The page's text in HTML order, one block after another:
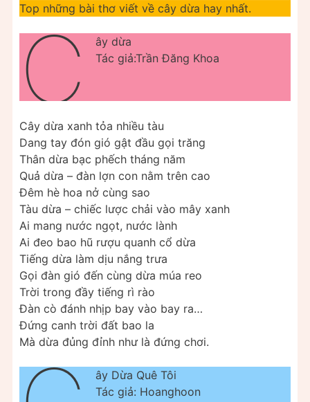
Top những bài thơ viết về cây dừa hay nhất.
C
ây dừa
Tác giả:Trần Đăng Khoa
Cây dừa xanh tỏa nhiều tàu
Dang tay đón gió gật đầu gọi trăng
Thân dừa bạc phếch tháng năm
Quả dừa – đàn lợn con nằm trên cao
Đêm hè hoa nở cùng sao
Tàu dừa – chiếc lược chải vào mây xanh
Ai mang nước ngọt, nước lành
Ai đeo bao hũ rượu quanh cổ dừa
Tiếng dừa làm dịu nắng trưa
Gọi đàn gió đến cùng dừa múa reo
Trời trong đầy tiếng rì rào
Đàn cò đánh nhịp bay vào bay ra…
Đứng canh trời đất bao la
Mà dừa đủng đỉnh như là đứng chơi.
ây Dừa Quê Tôi
Tác giả: Hoanghoon